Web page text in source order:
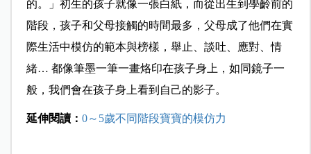
的。」初生的孩子就像一張白紙，而從出生到學齡前的
階段，孩子和父母接觸的時間最多，父母成了他們在實
際生活中模仿的範本與榜樣，舉止、談吐、應對、情
緒… 都像筆墨一筆一畫烙印在孩子身上，如同鏡子一
般，我們會在孩子身上看到自己的影子。
延伸閱讀： 0～5歲不同階段寶寶的模仿力